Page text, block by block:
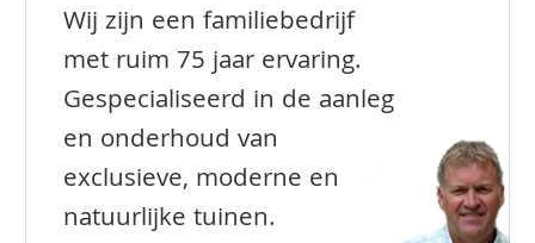
Wij zijn een familiebedrijf
met ruim 75 jaar ervaring.
Gespecialiseerd in de aanleg
en onderhoud van
exclusieve, moderne en
natuurlijke tuinen.